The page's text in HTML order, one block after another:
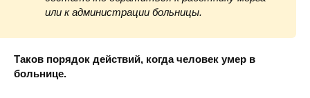
или к администрации больницы.
Таков порядок действий, когда человек умер в
больнице.